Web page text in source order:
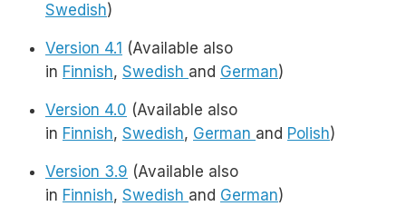
Swedish)
Version 4.1 (Available also
in Finnish, Swedish and German)
Version 4.0 (Available also
in Finnish, Swedish, German and Polish)
Version 3.9 (Available also
in Finnish, Swedish and German)